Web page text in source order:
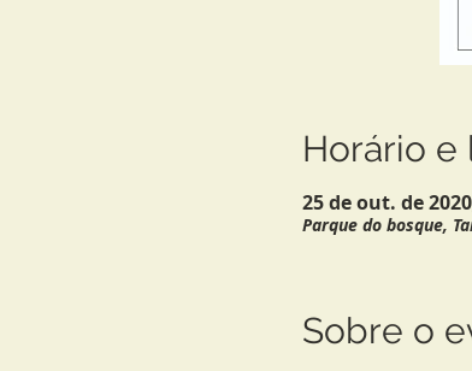
Horário e
25 de out. de
Parque do bosque,
Sobre o